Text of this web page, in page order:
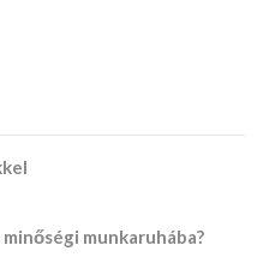
munkaruhába?